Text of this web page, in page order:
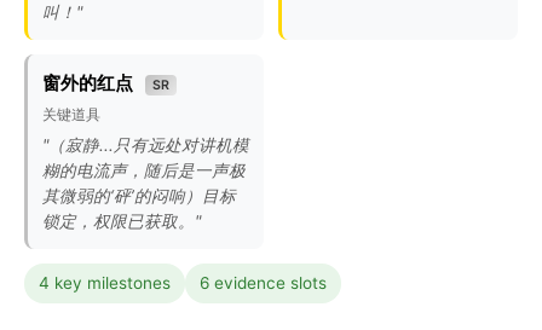
叫！"
窗外的红点 SR
关键道具
"（寂静...只有远处对讲机模
糊的电流声，随后是一声极
其微弱的‘砰’的闷响）目标
锁定，权限已获取。"
4 key milestones 6 evidence slots